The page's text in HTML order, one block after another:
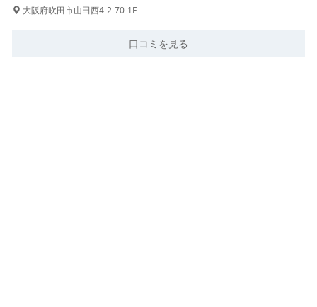
大阪府吹田市山田西4-2-70-1F
口コミを見る